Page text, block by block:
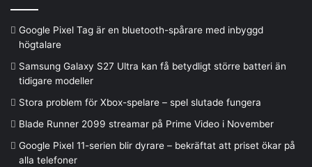
Google Pixel Tag är en bluetooth-spårare med inbyggd
högtalare
Samsung Galaxy S27 Ultra kan få betydligt större batteri än
tidigare modeller
Stora problem för Xbox-spelare – spel slutade fungera
Blade Runner 2099 streamar på Prime Video i November
Google Pixel 11-serien blir dyrare – bekräftat att priset ökar på
alla telefoner